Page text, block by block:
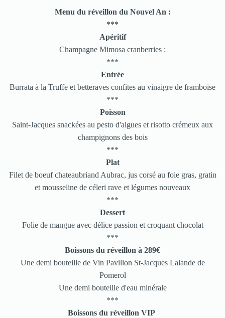
Menu du réveillon du Nouvel An :
***
Apéritif
Champagne Mimosa cranberries :
***
Entrée
Burrata à la Truffe et betteraves confites au vinaigre de framboise
***
Poisson
Saint-Jacques snackées au pesto d'algues et risotto crémeux aux
champignons des bois
***
Plat
Filet de boeuf chateaubriand Aubrac, jus corsé au foie gras, gratin
et mousseline de céleri rave et légumes nouveaux
***
Dessert
Folie de mangue avec délice passion et croquant chocolat
***
Boissons du réveillon à 289€
Une demi bouteille de Vin Pavillon St-Jacques Lalande de
Pomerol
Une demi bouteille d'eau minérale
***
Boissons du réveillon VIP